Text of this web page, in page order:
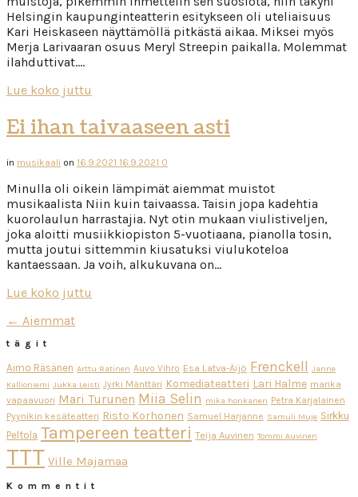
Helsingin kaupunginteatterin esitykseen oli uteliaisuus
Kari Heiskaseen näyttämöllä pitkästä aikaa. Miksei myös
Merja Larivaaran osuus Meryl Streepin paikalla. Molemmat
ilahduttivat….
Lue koko juttu
Ei ihan taivaaseen asti
in musikaali on 16.9.2021 16.9.2021 0
Minulla oli oikein lämpimät aiemmat muistot
musikaalista Niin kuin taivaassa. Taisin jopa kadehtia
kuorolaulun harrastajia. Nyt otin mukaan viulistiveljen,
joka aloitti musiikkiopiston 5-vuotiaana, pianolla tosin,
mutta joutui sittemmin kiusatuksi viulukoteloa
kantaessaan. Ja voih, alkukuvana on…
Lue koko juttu
← Aiemmat
tägit
Aimo Räsänen Arttu Ratinen Auvo Vihro Esa Latva-Äijö Frenckell Janne
Kallioniemi Jukka Leisti Jyrki Mänttäri Komediateatteri Lari Halme marika
vapaavuori Mari Turunen Miia Selin mika honkanen Petra Karjalainen
Pyynikin kesäteatteri Risto Korhonen Samuel Harjanne Samuli Muje Sirkku
Peltola Tampereen teatteri Teija Auvinen Tommi Auvinen
TTT Ville Majamaa
Kommentit